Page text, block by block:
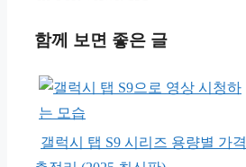
함께 보면 좋은 글
갤럭시 탭 S9 시리즈 용량별 가격